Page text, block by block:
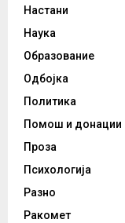
Настани
Наука
Образование
Одбојка
Политика
Помош и донации
Проза
Психологија
Разно
Ракомет